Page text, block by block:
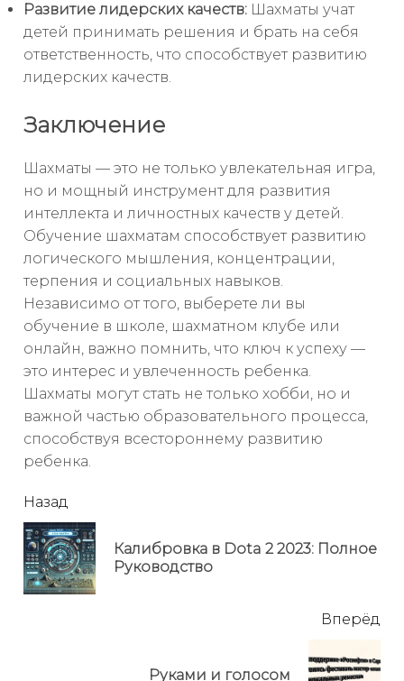
Развитие лидерских качеств: Шахматы учат
детей принимать решения и брать на себя
ответственность, что способствует развитию
лидерских качеств.
Заключение
Шахматы — это не только увлекательная игра,
но и мощный инструмент для развития
интеллекта и личностных качеств у детей.
Обучение шахматам способствует развитию
логического мышления, концентрации,
терпения и социальных навыков.
Независимо от того, выберете ли вы
обучение в школе, шахматном клубе или
онлайн, важно помнить, что ключ к успеху —
это интерес и увлеченность ребенка.
Шахматы могут стать не только хобби, но и
важной частью образовательного процесса,
способствуя всестороннему развитию
ребенка.
читать
еще
Назад
Калибровка в Dota 2 2023: Полное
Руководство
Вперёд
Руками и голосом